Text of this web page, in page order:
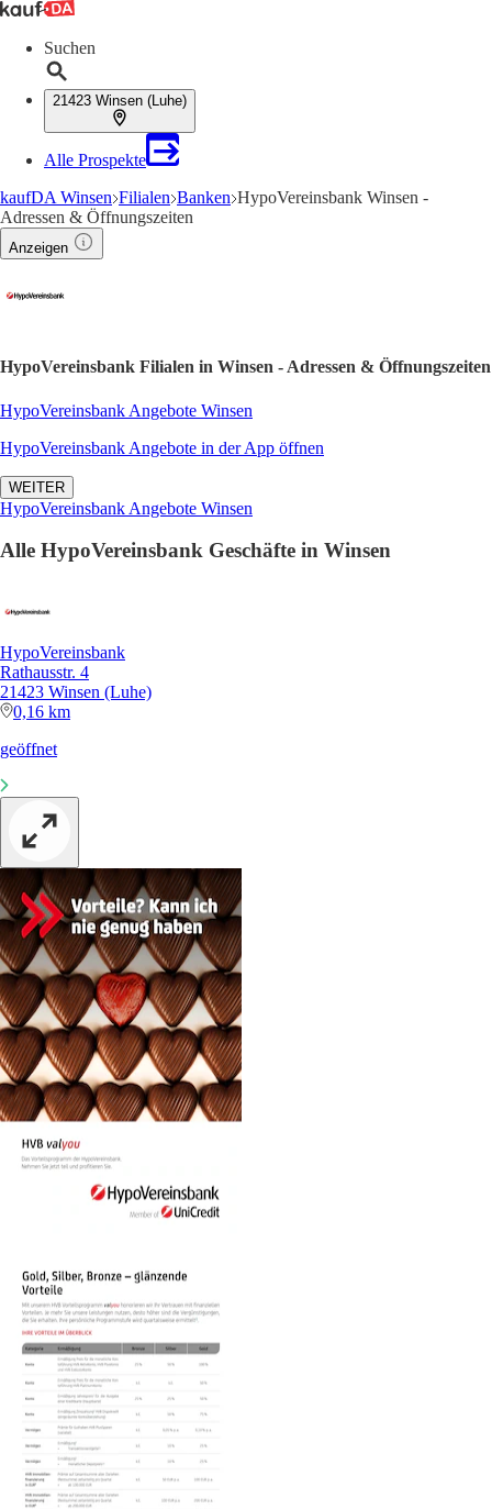
Suchen
21423 Winsen (Luhe)
Alle Prospekte
kaufDA Winsen Filialen Banken HypoVereinsbank Winsen -
Adressen & Öffnungszeiten
Anzeigen
HypoVereinsbank Filialen in Winsen - Adressen & Öffnungszeiten
HypoVereinsbank Angebote Winsen
HypoVereinsbank Angebote in der App öffnen
WEITER
HypoVereinsbank Angebote Winsen
Alle HypoVereinsbank Geschäfte in Winsen
HypoVereinsbank
Rathausstr. 4
21423 Winsen (Luhe)
0,16 km
geöffnet